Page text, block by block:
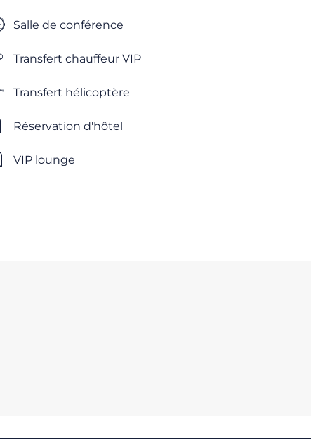
Salle de conférence
Transfert chauffeur VIP
Transfert hélicoptère
Réservation d'hôtel
VIP lounge